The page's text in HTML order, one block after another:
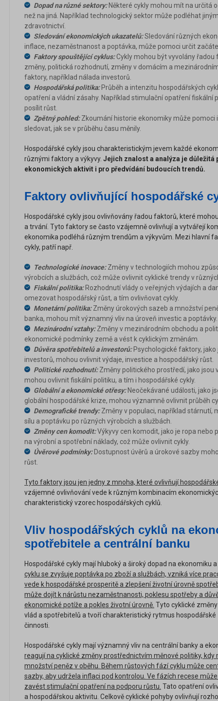
Dopad na různé sektory:Některé cykly mohou mít na určitá
než na jiná. Například technologický sektor může podléhat
zdravotnictví.
Sledování ekonomických ukazatelů:Sledování různých
inflace, nezaměstnanost a poptávka, může pomoci určit
Faktory spouštějící cyklus:Cykly mohou být vyvolány řadou
změny, politická rozhodnutí, změny v domácím a
faktory, například nálada investorů.
Hospodářská politika:Průběh a intenzitu hospodářských
opatření a vládní zásahy. Například stimulační opatření fiskální
posílit růst.
Zpětný pohled:Zkoumání historie ekonomiky může pomoci
sledovat, jak se v průběhu času měnily.
Hospodářské cykly jsou charakteristickým jevem každé
různými faktory a výkyvy. Jejich znalost a analýza je důležitá
ekonomických aktivit i pro předvídání budoucích trendů.
Faktory ovlivňující hospodářské
Hospodářské cykly jsou ovlivňovány řadou faktorů, které
a trvání. Tyto faktory se často vzájemně ovlivňují a vytvářejí
ekonomika podléhá různým trendům a výkyvům. Mezi hlavní
cykly, patří např.
Technologické inovace:Změny v technologiích mohou
výrobcích a službách, což může ovlivnit cyklické trendy v
Fiskální politika: Rozhodnutí vlády o veřejných výdajích a
omezovat hospodářský růst, a tím ovlivňovat cykly.
Monetární politika:Změny úrokových sazeb a množství
banka, mohou mít významný vliv na úroveň investic a poptávky.
Mezinárodní vztahy:Změny v mezinárodním obchodu a
ekonomické podmínky země a vést k cyklickým změnám.
Důvěra spotřebitelů a investorů: Psychologické faktory,
investorů, mohou ovlivnit výdaje, investice a hospodářský růst.
Politické rozhodnutí:Změny politického prostředí, jako jsou
mohou ovlivnit fiskální politiku, a tím i hospodářské cykly.
Globální a ekonomické otřesy:Neočekávané události, jako
globální hospodářské krize, mohou významně ovlivnit průběh
Demografické trendy:Změny v populaci, například stárnutí,
sílu a poptávku po různých výrobcích a službách.
Změny cen komodit:Výkyvy cen komodit, jako je ropa nebo
na výrobní a spotřební náklady, což může ovlivnit cykly.
Úvěrové podmínky:Dostupnost úvěrů a úrokové sazby
růst.
Tyto faktory jsou jen jedny z mnoha, které ovlivňují
vzájemné ovlivňování vede k různým kombinacím
charakteristický vzorec hospodářských cyklů.
Vliv hospodářských cyklů na
spotřebitele a centrální banku
Hospodářské cykly mají hluboký a široký dopad na ekonomiku
cyklu se zvyšuje poptávka po zboží a službách, vzniká více
vede k hospodářské prosperitě a zlepšení životní úrovně
může dojít k nárůstu nezaměstnanosti, poklesu spotřeby a
ekonomické potíže a pokles životní úrovně. Tyto cyklické
vlád a spotřebitelů a tvoří charakteristický rytmus hospodářské
činnosti.
Hospodářské cykly mají významný vliv na centrální banky a
reagují na cyklické změny prostřednictvím měnové politiky,
množství peněz v oběhu. Během růstových fází cyklu může
sazby, aby udržela inflaci pod kontrolou. Ve fázích recese
zavést stimulační opatření na podporu růstu. Tato opatření
a hospodářskou aktivitu. Celkově cyklické pohyby ovlivňují